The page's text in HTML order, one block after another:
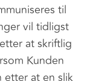
til
vil tidligst
at skriftlig
Kunden
etter at en slik